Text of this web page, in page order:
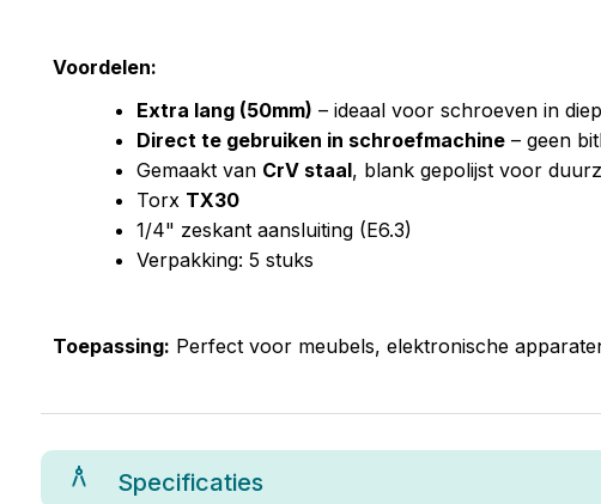
Voordelen:
Extra lang (50mm) – ideaal voor schroeven in
Direct te gebruiken in schroefmachine– geen
Gemaakt van CrV staal, blank gepolijst voor
Torx TX30
1/4" zeskant aansluiting (E6.3)
Verpakking: 5 stuks
Toepassing: Perfect voor meubels, elektronische
Specificaties